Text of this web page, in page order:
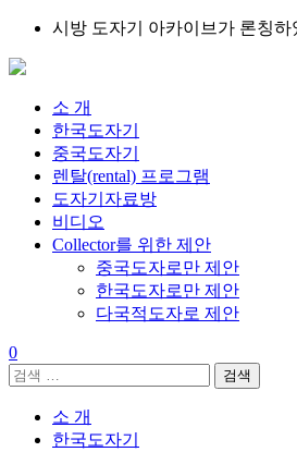
Skip
content
시방 도자기 아카이브가 론칭하
소 개
한국도자기
중국도자기
렌탈(rental) 프로그램
도자기자료방
비디오
Collector를 위한 제안
중국도자로만 제안
한국도자로만 제안
다국적도자로 제안
0
검
소 개
한국도자기